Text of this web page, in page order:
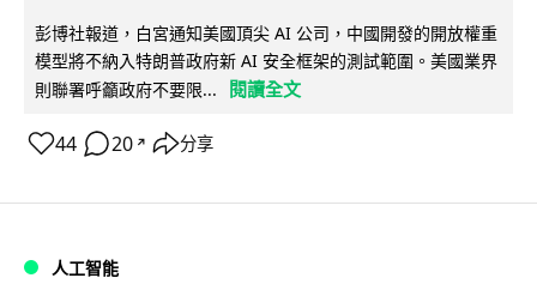
彭博社報道，白宮通知美國頂尖 AI 公司，中國開發的開放權重
模型將不納入特朗普政府新 AI 安全框架的測試範圍。美國業界
則聯署呼籲政府不要限...
閱讀全文
44 20 ↗ 分享
人工智能